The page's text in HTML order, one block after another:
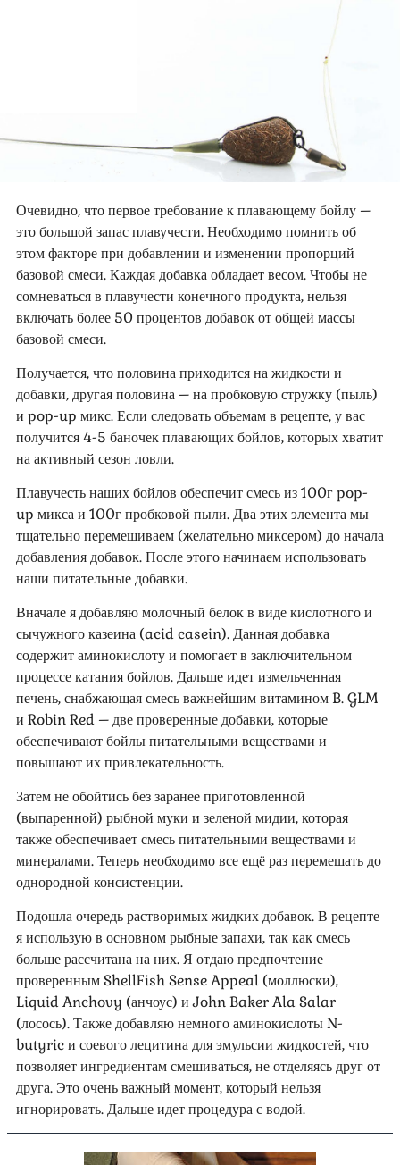
Очевидно, что первое требование к плавающему бойлу –
это большой запас плавучести. Необходимо помнить об
этом факторе при добавлении и изменении пропорций
базовой смеси. Каждая добавка обладает весом. Чтобы не
сомневаться в плавучести конечного продукта, нельзя
включать более 50 процентов добавок от общей массы
базовой смеси.
Получается, что половина приходится на жидкости и
добавки, другая половина – на пробковую стружку (пыль)
и pop-up микс. Если следовать объемам в рецепте, у вас
получится 4-5 баночек плавающих бойлов, которых хватит
на активный сезон ловли.
Плавучесть наших бойлов обеспечит смесь из 100г pop-
up микса и 100г пробковой пыли. Два этих элемента мы
тщательно перемешиваем (желательно миксером) до начала
добавления добавок. После этого начинаем использовать
наши питательные добавки.
Вначале я добавляю молочный белок в виде кислотного и
сычужного казеина (acid casein). Данная добавка
содержит аминокислоту и помогает в заключительном
процессе катания бойлов. Дальше идет измельченная
печень, снабжающая смесь важнейшим витамином B. GLM
и Robin Red – две проверенные добавки, которые
обеспечивают бойлы питательными веществами и
повышают их привлекательность.
Затем не обойтись без заранее приготовленной
(выпаренной) рыбной муки и зеленой мидии, которая
также обеспечивает смесь питательными веществами и
минералами. Теперь необходимо все ещё раз перемешать до
однородной консистенции.
Подошла очередь растворимых жидких добавок. В рецепте
я использую в основном рыбные запахи, так как смесь
больше рассчитана на них. Я отдаю предпочтение
проверенным ShellFish Sense Appeal (моллюски),
Liquid Anchovy (анчоус) и John Baker Ala Salar
(лосось). Также добавляю немного аминокислоты N-
butyric и соевого лецитина для эмульсии жидкостей, что
позволяет ингредиентам смешиваться, не отделяясь друг от
друга. Это очень важный момент, который нельзя
игнорировать. Дальше идет процедура с водой.